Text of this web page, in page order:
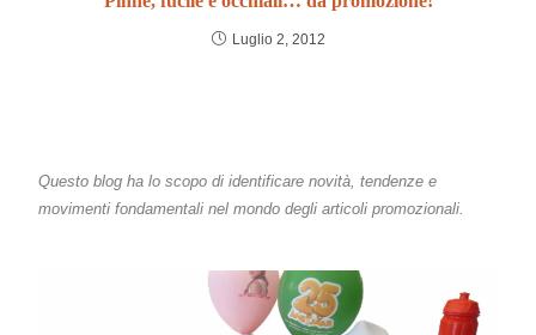
Luglio 2, 2012
Questo blog ha lo scopo di identificare novità, tendenze e
movimenti fondamentali nel mondo degli articoli promozionali.